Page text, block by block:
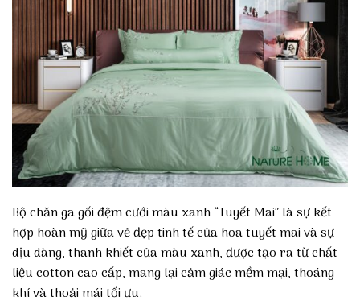
Bộ chăn ga gối đệm cưới màu xanh “Tuyết Mai” là sự kết
hợp hoàn mỹ giữa vẻ đẹp tinh tế của hoa tuyết mai và sự
dịu dàng, thanh khiết của màu xanh, được tạo ra từ chất
liệu cotton cao cấp, mang lại cảm giác mềm mại, thoáng
khí và thoải mái tối ưu.